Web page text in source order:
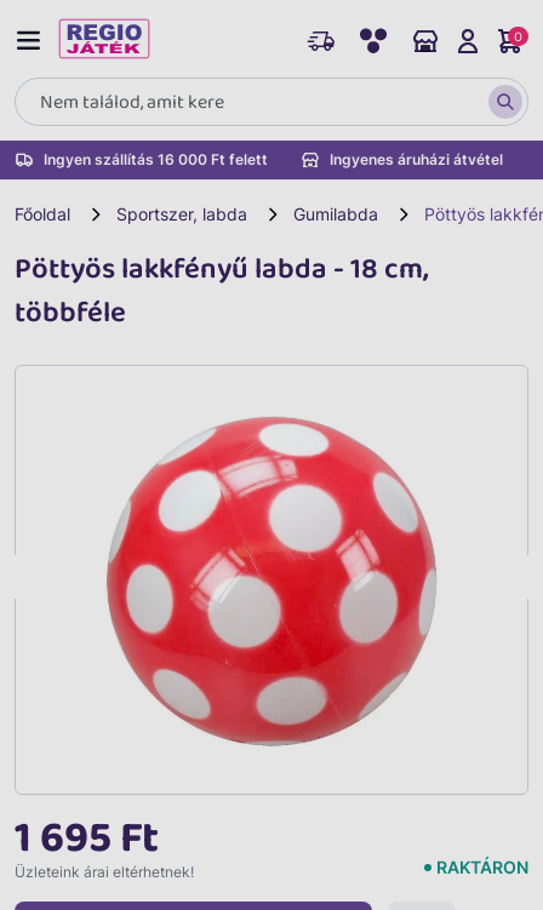
Ingyen szállítás 16 000 Ft felett Ingyenes áruházi átvétel
0
Főoldal Sportszer, labda Gumilabda Pöttyös
Pöttyös lakkfényű labda - 18 cm,
többféle
Vissza
1 695 Ft
Üzleteink árai eltérhetnek! RAKTÁRON